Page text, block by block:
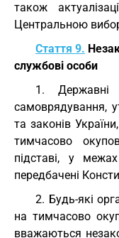
також
Центральною
Стаття 9.
службові особи
1. Державні
самоврядування,
та законів
тимчасово
підставі, у
передбачені
2. Будь-які
на тимчасово
вважаються